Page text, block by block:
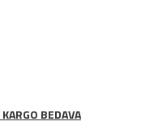
KARGO BEDAVA